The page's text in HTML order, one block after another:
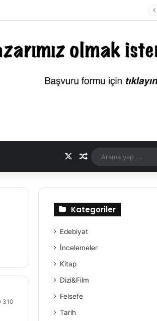
Rastgele Makale
310
Kategoriler
Edebiyat
İncelemeler
Kitap
Dizi&Film
Felsefe
Tarih